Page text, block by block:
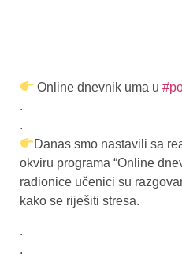
Online dnevnik uma u
.
.
Danas smo nastavili sa
okviru programa “Online
radionice učenici su
kako se riješiti stresa.
.
.